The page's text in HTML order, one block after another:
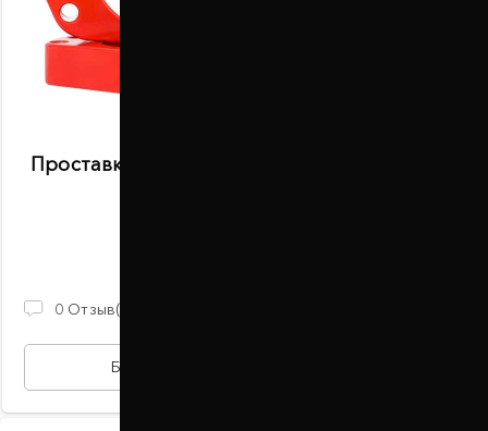
Проставки передних стоек 20 мм Fiat Brava
0 Отзыв(ов)
БЫСТРАЯ ПОКУПКА